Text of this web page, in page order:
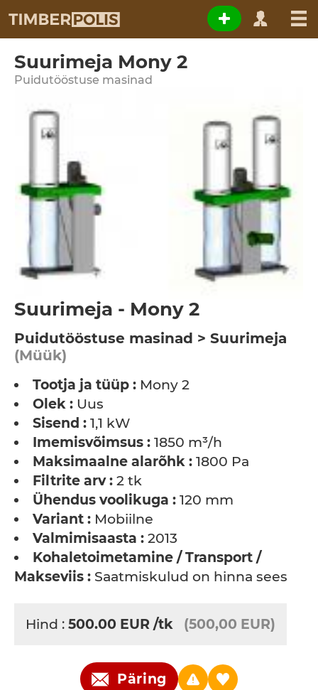
Suurimeja Mony 2
Puidutööstuse masinad
Suurimeja - Mony 2
Puidutööstuse masinad > Suurimeja
(Müük)
Tootja ja tüüp : Mony 2
Olek : Uus
Sisend : 1,1 kW
Imemisvõimsus : 1850 m³/h
Maksimaalne alarõhk : 1800 Pa
Filtrite arv : 2 tk
Ühendus voolikuga : 120 mm
Variant : Mobiilne
Valmimisaasta : 2013
Kohaletoimetamine / Transport /
Makseviis : Saatmiskulud on hinna sees
Hind : 500.00 EUR /tk (500,00 EUR)
Päring